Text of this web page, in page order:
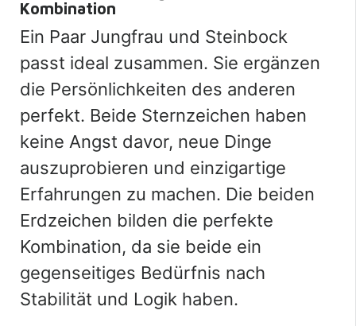
Kombination
Ein Paar Jungfrau und Steinbock
passt ideal zusammen. Sie ergänzen
die Persönlichkeiten des anderen
perfekt. Beide Sternzeichen haben
keine Angst davor, neue Dinge
auszuprobieren und einzigartige
Erfahrungen zu machen. Die beiden
Erdzeichen bilden die perfekte
Kombination, da sie beide ein
gegenseitiges Bedürfnis nach
Stabilität und Logik haben.